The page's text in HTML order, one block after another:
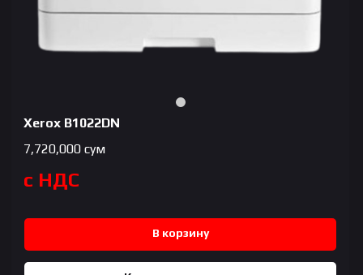
Xerox B1022DN
7,720,000 сум
с НДС
В корзину